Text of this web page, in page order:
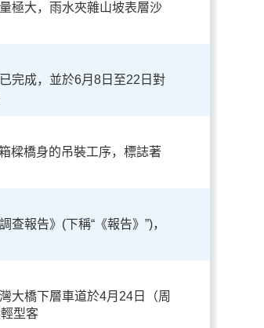
極大，雨水夾雜山坡表層沙
完成，並於6月8日至22日對
樑橋身的吊裝工序，標誌著
報告》(下稱“《報告》”)，
大橋下層車道於4月24日（周
型客